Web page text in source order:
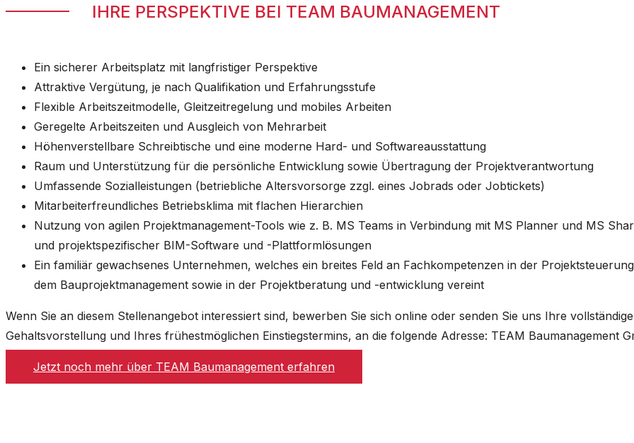
IHRE PERSPEKTIVE BEI TEAM BAUMANAGEMENT
Ein sicherer Arbeitsplatz mit langfristiger Perspektive
Attraktive Vergütung, je nach Qualifikation und Erfahrungsstufe
Flexible Arbeitszeitmodelle, Gleitzeitregelung und mobiles Arbeiten
Geregelte Arbeitszeiten und Ausgleich von Mehrarbeit
Höhenverstellbare Schreibtische und eine moderne Hard- und Softwareausstattung
Raum und Unterstützung für die persönliche Entwicklung sowie Übertragung der Projektverantwortung
Umfassende Sozialleistungen (betriebliche Altersvorsorge zzgl. eines Jobrads oder Jobtickets)
Mitarbeiterfreundliches Betriebsklima mit flachen Hierarchien
Nutzung von agilen Projektmanagement-Tools wie z. B. MS Teams in Verbindung mit MS Planner und MS
und projektspezifischer BIM-Software und -Plattformlösungen
Ein familiär gewachsenes Unternehmen, welches ein breites Feld an Fachkompetenzen in der
dem Bauprojektmanagement sowie in der Projektberatung und -entwicklung vereint
Wenn Sie an diesem Stellenangebot interessiert sind, bewerben Sie sich online oder senden Sie uns Ihre
Gehaltsvorstellung und Ihres frühestmöglichen Einstiegstermins, an die folgende Adresse: TEAM Baumanagement
Jetzt noch mehr über TEAM Baumanagement erfahren